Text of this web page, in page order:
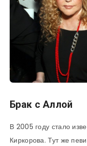
Брак с Аллой
В 2005 году стало
Киркорова. Тут же